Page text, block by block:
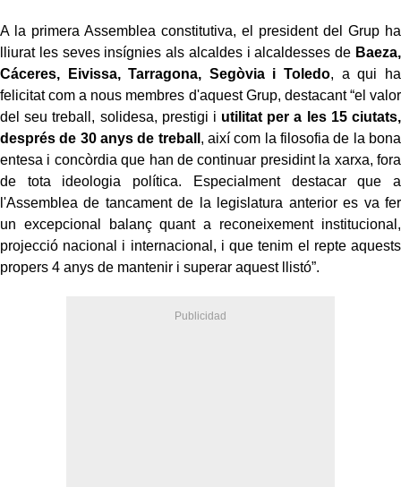
A la primera Assemblea constitutiva, el president del Grup ha
lliurat les seves insígnies als alcaldes i alcaldesses de Baeza,
Cáceres, Eivissa, Tarragona, Segòvia i Toledo, a qui ha
felicitat com a nous membres d'aquest Grup, destacant “el valor
del seu treball, solidesa, prestigi i utilitat per a les 15 ciutats,
després de 30 anys de treball , així com la filosofia de la bona
entesa i concòrdia que han de continuar presidint la xarxa, fora
de tota ideologia política. Especialment destacar que a
l'Assemblea de tancament de la legislatura anterior es va fer
un excepcional balanç quant a reconeixement institucional,
projecció nacional i internacional, i que tenim el repte aquests
propers 4 anys de mantenir i superar aquest llistó”.